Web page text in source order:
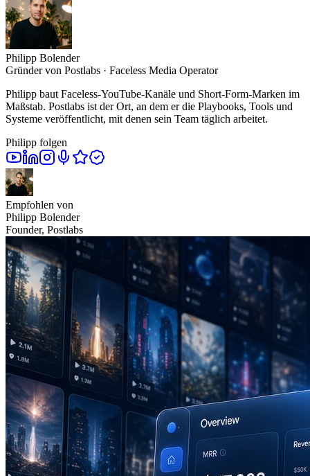
Philipp Bolender
Gründer von Postlabs · Faceless Media Operator
Philipp baut Faceless-YouTube-Kanäle und Short-Form-Marken im
Maßstab. Postlabs ist der Ort, an dem er die Playbooks, Tools und
Systeme veröffentlicht, mit denen sein Team täglich arbeitet.
Philipp folgen
Empfohlen von
Philipp Bolender
Founder, Postlabs